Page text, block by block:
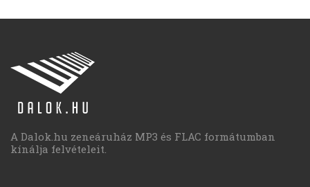
A Dalok.hu zeneáruház MP3 és FLAC formátumban
kínálja felvételeit.